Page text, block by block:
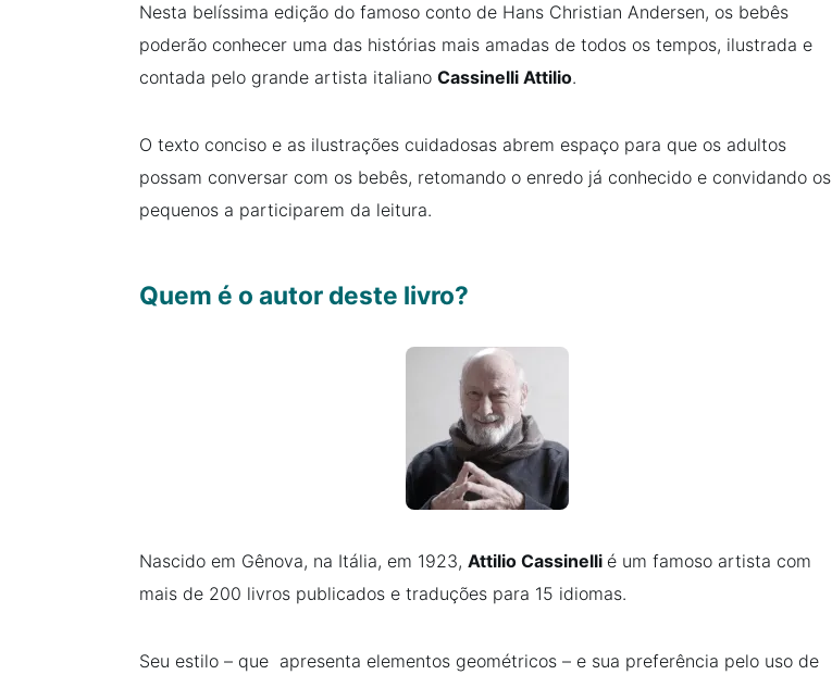
Nesta belíssima edição do famoso conto de Hans Christian Andersen, os bebês
poderão conhecer uma das histórias mais amadas de todos os tempos, ilustrada e
contada pelo grande artista italiano Cassinelli Attilio.
O texto conciso e as ilustrações cuidadosas abrem espaço para que os adultos
possam conversar com os bebês, retomando o enredo já conhecido e convidando os
pequenos a participarem da leitura.
Quem é o autor deste livro?
Nascido em Gênova, na Itália, em 1923, Attilio Cassinelli é um famoso artista com
mais de 200 livros publicados e traduções para 15 idiomas.
Seu estilo – que apresenta elementos geométricos – e sua preferência pelo uso de